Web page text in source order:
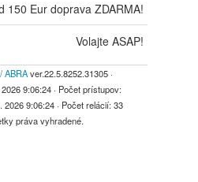
150 Eur doprava ZDARMA!
Volajte ASAP!
ABRAver.22.5.8252.31305 ·
9:06:24 · Počet prístupov:
2026 9:06:24 · Počet relácií:33
práva vyhradené.